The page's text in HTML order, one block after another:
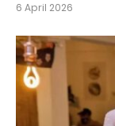
6 April 2026